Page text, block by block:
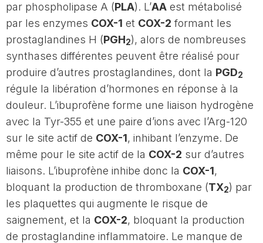
par phospholipase A (PLA). L’AA est métabolisé
par les enzymes COX-1 et COX-2 formant les
prostaglandines H (PGH2), alors de nombreuses
synthases différentes peuvent être réalisé pour
produire d’autres prostaglandines, dont la PGD2
régule la libération d’hormones en réponse à la
douleur. L’ibuprofène forme une liaison hydrogène
avec la Tyr-355 et une paire d’ions avec l’Arg-120
sur le site actif de COX-1, inhibant l’enzyme. De
même pour le site actif de la COX-2 sur d’autres
liaisons. L’ibuprofène inhibe donc la COX-1,
bloquant la production de thromboxane (TX2) par
les plaquettes qui augmente le risque de
saignement, et la COX-2, bloquant la production
de prostaglandine inflammatoire. Le manque de